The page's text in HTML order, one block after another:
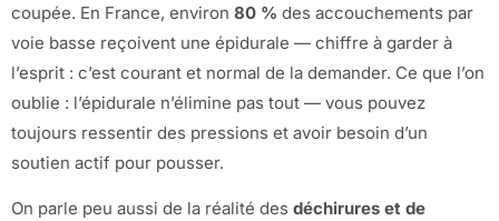
coupée. En France, environ 80 % des accouchements par
voie basse reçoivent une épidurale — chiffre à garder à
l’esprit : c’est courant et normal de la demander. Ce que l’on
oublie : l’épidurale n’élimine pas tout — vous pouvez
toujours ressentir des pressions et avoir besoin d’un
soutien actif pour pousser.
On parle peu aussi de la réalité des déchirures et de